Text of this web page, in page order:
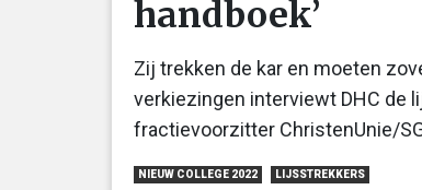
handboek’
Zij trekken de kar en moeten
verkiezingen interviewt DHC de
fractievoorzitter ChristenUnie/
NIEUW COLLEGE 2022 LIJSSTREKKERS